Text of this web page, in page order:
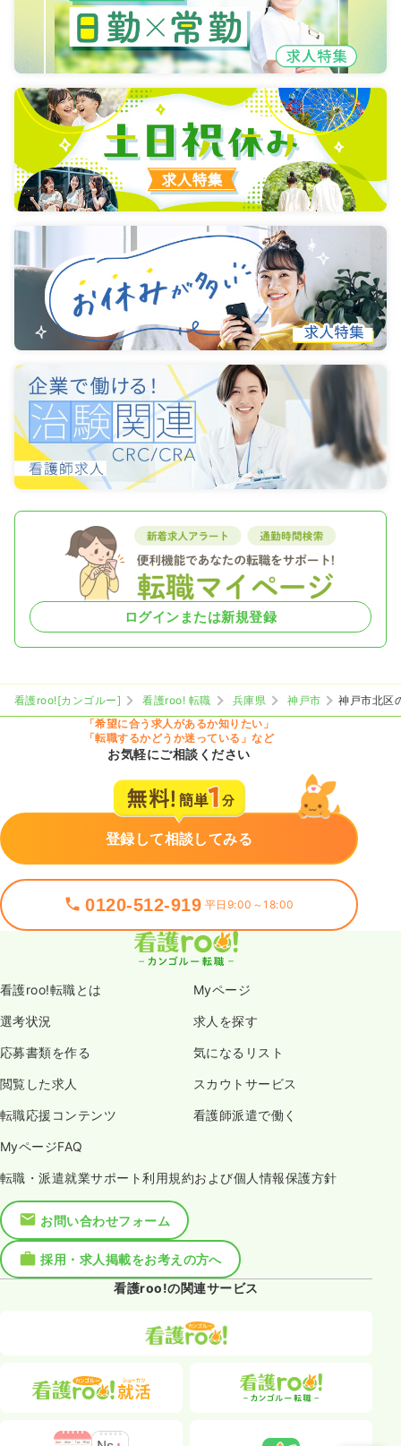
ログインまたは新規登録
看護roo![カンゴルー] 看護roo! 転職 兵庫県 神戸市
神戸市北区
「希望に合う求人があるか知りたい」
「転職するかどうか迷っている」など
お気軽にご相談ください
登録して相談してみる
0120-512-919 平日9:00～18:00
看護roo!転職とは Myページ
選考状況 求人を探す
応募書類を作る 気になるリスト
閲覧した求人 スカウトサービス
転職応援コンテンツ 看護師派遣で働く
MyページFAQ
転職・派遣就業サポート利用規約および個人情報保護方針
お問い合わせフォーム
採用・求人掲載をお考えの方へ
看護roo!の関連サービス